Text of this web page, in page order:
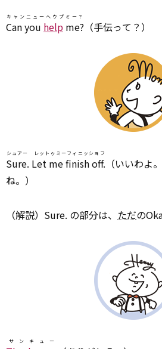
Can you help me?
キャンニューヘウプミー？
（手伝って？）
Sure. Let me finish off.
シュアー レットゥミーフィニッショフ
（いいわよ
ね。）
（解説）Sure. の部分は、 ただの
サンキュー